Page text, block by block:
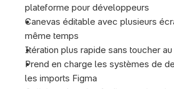
plateforme pour développeurs
Canevas éditable avec plusieurs
même temps
Itération plus rapide sans toucher
Prend en charge les systèmes de
les imports Figma